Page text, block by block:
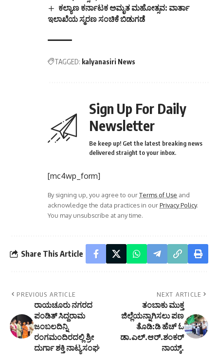
ಕಲ್ಯಾಣ ಕರ್ನಾಟಕ ಅಮೃತ ಮಹೋತ್ಸವ: ವಾರ್ತಾ
ಇಲಾಖೆಯ ಸ್ಮರಣ ಸಂಚಿಕೆ ಬಿಡುಗಡೆ
TAGGED: kalyanasiri News
Sign Up For Daily
Newsletter
Be keep up! Get the latest breaking news
delivered straight to your inbox.
[mc4wp_form]
By signing up, you agree to ourTerms of Use and
acknowledge the data practices in ourPrivacy Policy.
You may unsubscribe at any time.
Share This Article
PREVIOUS ARTICLE
ರಾಯಚೂರು ನಗರದ
ಪಂಡಿತ್ ಸಿದ್ದರಾಮ
ಜಂಬಲದಿನ್ನಿ
ರಂಗಮಂದಿರದಲ್ಲಿ ಶ್ರೀ
ದುರ್ಗಾ ಶಕ್ತಿ ನಾಟ್ಯಸಂಘ
NEXT ARTICLE
ತಂಬಾಕು ಮುಕ್ತ
ಜಿಲ್ಲೆಯನ್ನಾಗಿಸಲು ಪಣ
ತೊಡಿ:ಡಿ ಹೆಚ್‌ ಓ
ಡಾ.ಎಲ್.ಆರ್.ಶಂಕರ್
ನಾಯ್ಕ್.